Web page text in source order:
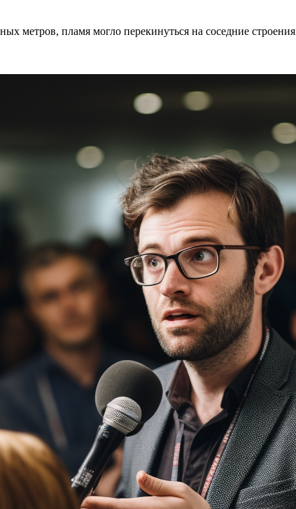
метров, пламя могло перекинуться на соседние строения